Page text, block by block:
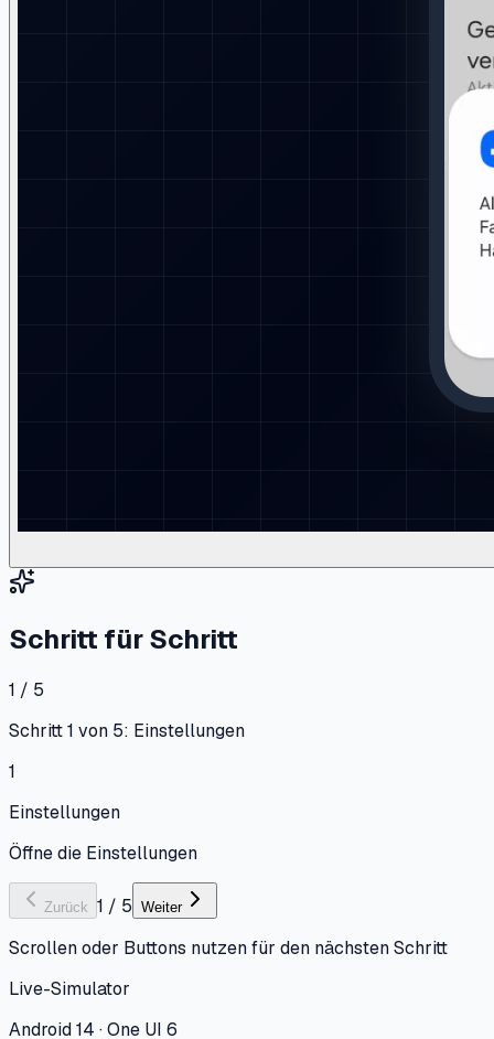
Schritt für Schritt
1 / 5
Schritt 1 von 5: Einstellungen
1
Einstellungen
Öffne die Einstellungen
Zurück 1 / 5 Weiter
Scrollen oder Buttons nutzen für den nächsten Schritt
Live-Simulator
Android 14 · One UI 6